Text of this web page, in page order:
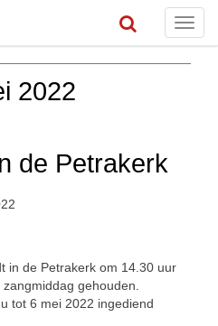
2022
de Petrakerk
in de Petrakerk om 14.30 uur
gehouden.
tot 6 mei 2022 ingediend